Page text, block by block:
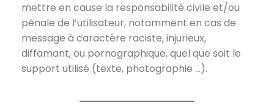
mettre en cause la responsabilité civile et/ou
pénale de l’utilisateur, notamment en cas de
message à caractère raciste, injurieux,
diffamant, ou pornographique, quel que soit le
support utilisé (texte, photographie …).